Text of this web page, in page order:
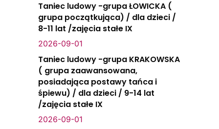
Taniec ludowy -grupa ŁOWICKA (
grupa początkująca) / dla dzieci /
8-11 lat /zajęcia stałe IX
2026-09-01
Taniec ludowy -grupa KRAKOWSKA
( grupa zaawansowana,
posiadająca postawy tańca i
śpiewu) / dla dzieci / 9-14 lat
/zajęcia stałe IX
2026-09-01